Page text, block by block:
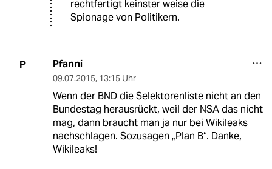
rechtfertigt keinster weise die
Spionage von Politikern.
P Pfanni
09.07.2015, 13:15 Uhr
Wenn der BND die Selektorenliste nicht an den
Bundestag herausrückt, weil der NSA das nicht
mag, dann braucht man ja nur bei Wikileaks
nachschlagen. Sozusagen „Plan B“. Danke,
Wikileaks!